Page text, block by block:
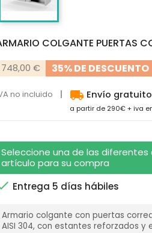
COLGANTE PUERTAS
748,00 € 35% DE DESCUENTO
no incluido local_shipping Envío gratuito
a partir de 290€ + iva
Seleccione una de las
artículo para su compra
Entrega 5 días hábiles
Armario colgante con puertas
AISI 304, con estantes reforzados y